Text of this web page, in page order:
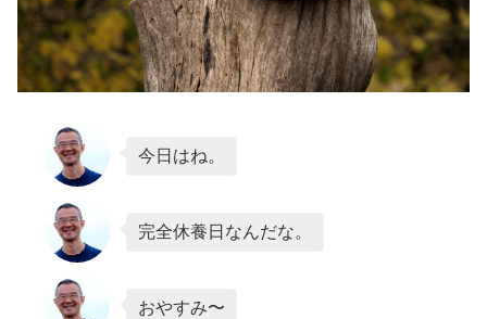
今日はね。
完全休養日なんだな。
おやすみ〜